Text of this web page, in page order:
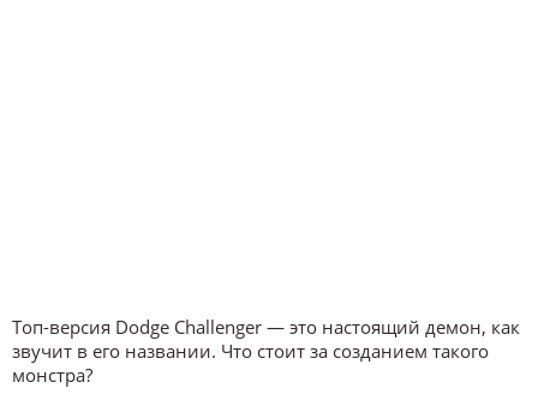
Топ-версия Dodge Challenger — это настоящий демон, как
звучит в его названии. Что стоит за созданием такого
монстра?